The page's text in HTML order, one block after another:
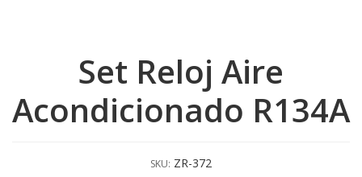
Set Reloj Aire
Acondicionado R134A
SKU: ZR-372